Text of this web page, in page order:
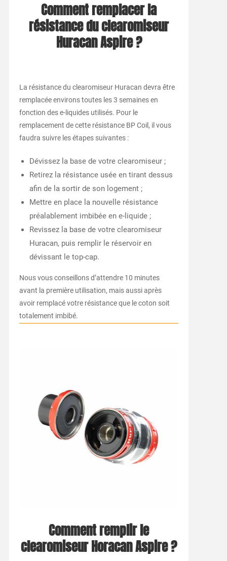
Comment remplacer la
résistance du clearomiseur
Huracan Aspire ?
La résistance du clearomiseur Huracan devra être
remplacée environs toutes les 3 semaines en
fonction des e-liquides utilisés. Pour le
remplacement de cette résistance BP Coil, il vous
faudra suivre les étapes suivantes :
Dévissez la base de votre clearomiseur ;
Retirez la résistance usée en tirant dessus
afin de la sortir de son logement ;
Mettre en place la nouvelle résistance
préalablement imbibée en e-liquide ;
Revissez la base de votre clearomiseur
Huracan, puis remplir le réservoir en
dévissant le top-cap.
Nous vous conseillons d’attendre 10 minutes
avant la première utilisation, mais aussi après
avoir remplacé votre résistance que le coton soit
totalement imbibé.
Comment remplir le
clearomiseur Horacan Aspire ?